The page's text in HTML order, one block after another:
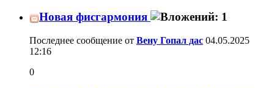
Новая фисгармония
Последнее сообщение от Вену Гопал дас 04.05.2025
12:16
0